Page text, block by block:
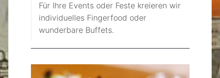
Für Ihre Events oder Feste kreieren wir
individuelles Fingerfood oder
wunderbare Buffets.